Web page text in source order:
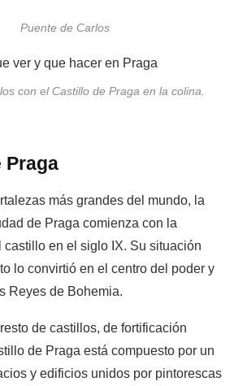
Puente de Carlos
con el Castillo de Praga en la colina.
Praga
más grandes del mundo, la
de Praga comienza con la
castillo en el siglo IX. Su situación
lo convirtió en el centro del poder y
Reyes de Bohemia.
de castillos, de fortificación
de Praga está compuesto por un
y edificios unidos por pintorescas